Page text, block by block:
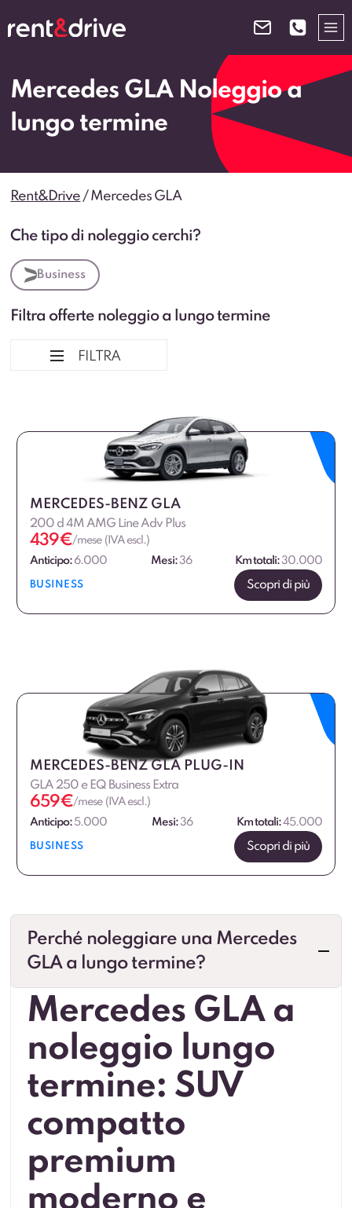
al
Mercedes GLA Noleggio a
lungo termine
Rent&Drive /Mercedes GLA
Che tipo di noleggio cerchi?
Business
Filtra offerte noleggio a lungo termine
FILTRA
Tipologia veicolo
Alimentazione
Fascia di prezzo
€
MERCEDES-BENZ GLA
200 d 4M AMG Line Adv Plus
439€/mese (IVA escl.)
Anticipo:6.000 Mesi:36 Km totali:30.000
BUSINESS Scopri di più
MERCEDES-BENZ GLA PLUG-IN
GLA 250 e EQ Business Extra
659€/mese (IVA escl.)
Anticipo:5.000 Mesi:36 Km totali:45.000
BUSINESS Scopri di più
Perché noleggiare una Mercedes
GLA a lungo termine?
Mercedes GLA a
noleggio lungo
termine: SUV
compatto
premium
moderno e